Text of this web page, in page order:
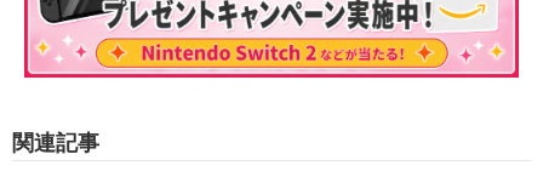
関連記事